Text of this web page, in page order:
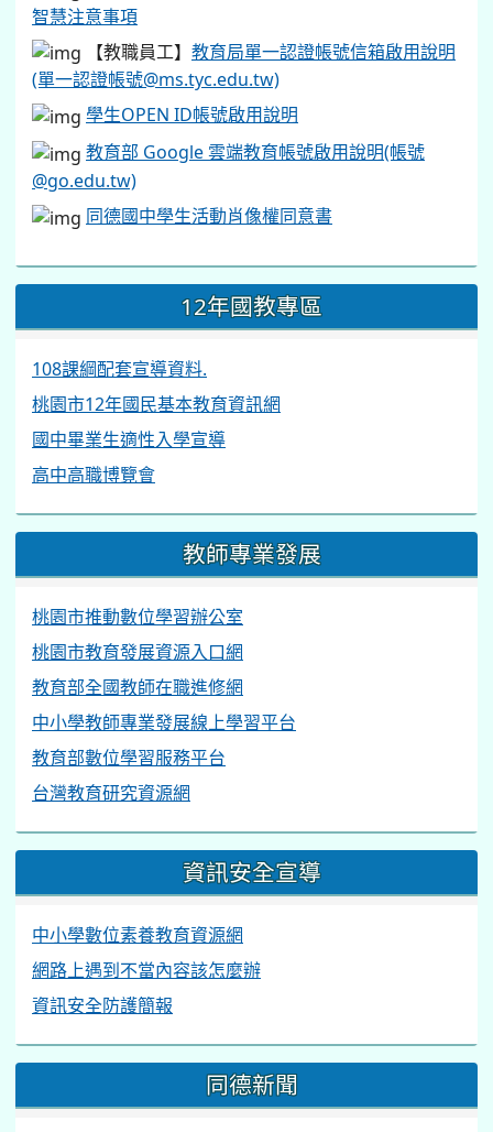
智慧注意事項
【教職員工】 教育局單一認證帳號信箱啟用說明
(單一認證帳號@ms.tyc.edu.tw)
學生OPEN ID帳號啟用說明
教育部 Google 雲端教育帳號啟用說明(帳號
@go.edu.tw)
同德國中學生活動肖像權同意書
12年國教專區
108課綱配套宣導資料.
桃園市12年國民基本教育資訊網
國中畢業生適性入學宣導
高中高職博覽會
教師專業發展
桃園市推動數位學習辦公室
桃園市教育發展資源入口網
教育部全國教師在職進修網
中小學教師專業發展線上學習平台
教育部數位學習服務平台
台灣教育研究資源網
資訊安全宣導
中小學數位素養教育資源網
網路上遇到不當內容該怎麼辦
資訊安全防護簡報
同德新聞